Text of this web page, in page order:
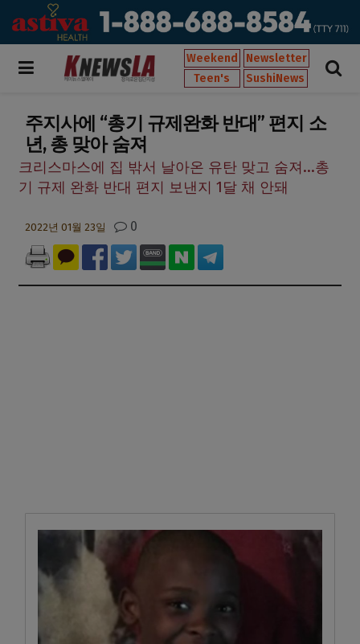
Weekend
Newsletter
Teen's
SushiNews
주지사에 “총기 규제완화 반대” 편지 소
년, 총 맞아 숨져
크리스마스에 집 밖서 날아온 유탄 맞고 숨져...총
기 규제 완화 반대 편지 보낸지 1달 채 안돼
2022년 01월 23일 0